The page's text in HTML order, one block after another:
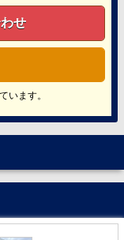
せ
います。